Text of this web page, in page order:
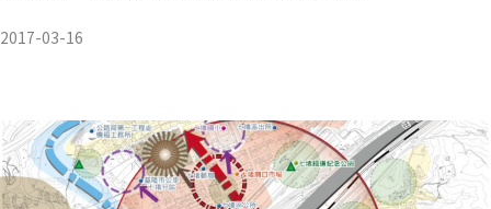
2017-03-16